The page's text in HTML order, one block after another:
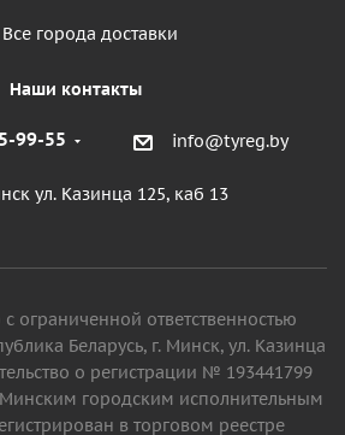
Все города доставки
Наши контакты
99-55 info@tyreg.by
ул. Казинца 125, каб 13
ограниченной ответственностью
Беларусь, г. Минск, ул. Казинца
о регистрации № 193441799
Минским городским исполнительным
в торговом реестре